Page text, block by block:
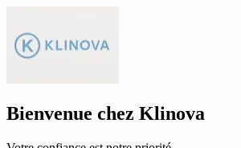
Bienvenue chez Klinova